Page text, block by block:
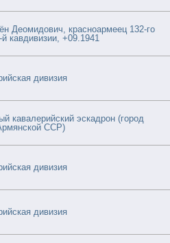
Деомидович, красноармеец 132-го
кавдивизии, +09.1941
дивизия
кавалерийский эскадрон (город
ССР)
дивизия
дивизия